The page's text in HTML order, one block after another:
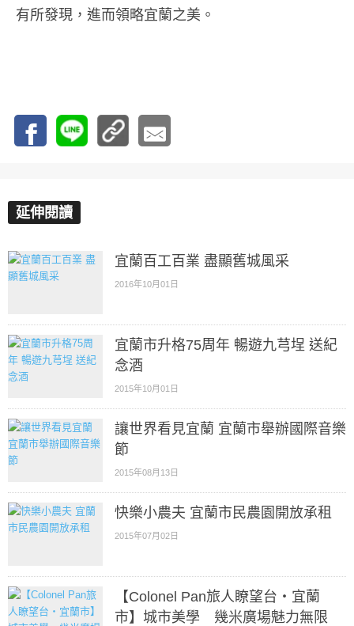
有所發現，進而領略宜蘭之美。
延伸閱讀
宜蘭百工百業 盡顯舊城風采
2016年10月01日
宜蘭市升格75周年 暢遊九芎埕 送紀
念酒
2015年10月01日
讓世界看見宜蘭 宜蘭市舉辦國際音樂
節
2015年08月13日
快樂小農夫 宜蘭市民農園開放承租
2015年07月02日
【Colonel Pan旅人瞭望台‧宜蘭
市】城市美學 幾米廣場魅力無限